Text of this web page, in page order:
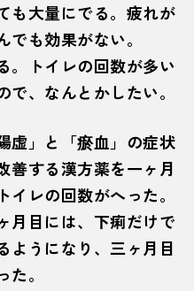
も大量にでる。疲れが
も効果がない。
。トイレの回数が多い
、なんとかしたい。
虚」と「瘀血」の症状
善する漢方薬を一ヶ月
レの回数がへった。
月目には、下痢だけで
ようになり、三ヶ月目
。